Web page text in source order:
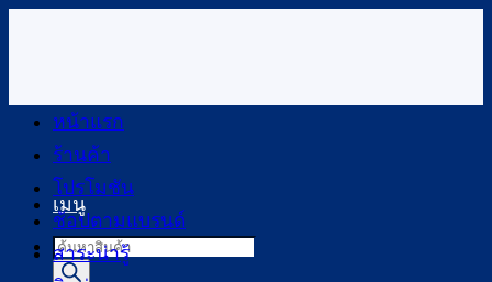
เนื้อหา
เมนู
Products
search
หน้าแรก
ร้านค้า
โปรโมชัน
ช้อปตามแบรนด์
สาระน่ารู้